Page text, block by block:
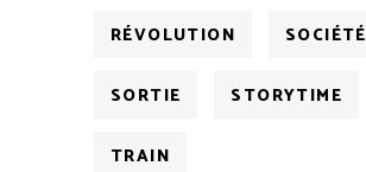
RÉVOLUTION SOCIÉTÉ
SORTIE STORYTIME
TRAIN